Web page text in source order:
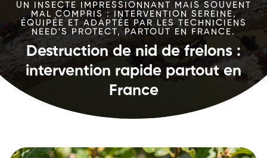
UN INSECTE IMPRESSIONNANT MAIS SOUVENT
MAL COMPRIS : INTERVENTION SEREINE,
ÉQUIPÉE ET ADAPTÉE PAR LES TECHNICIENS
NEED'S PROTECT, PARTOUT EN FRANCE.
Destruction de nid de frelons :
intervention rapide partout en
France